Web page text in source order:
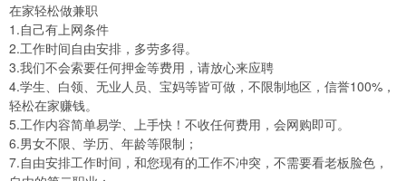
在家轻松做兼职
1.自己有上网条件
2.工作时间自由安排，多劳多得。
3.我们不会索要任何押金等费用，请放心来应聘
4.学生、白领、无业人员、宝妈等皆可做，不限制地区，信誉100%，
轻松在家赚钱。
5.工作内容简单易学、上手快！不收任何费用，会网购即可。
6.男女不限、学历、年龄等限制；
7.自由安排工作时间，和您现有的工作不冲突，不需要看老板脸色，